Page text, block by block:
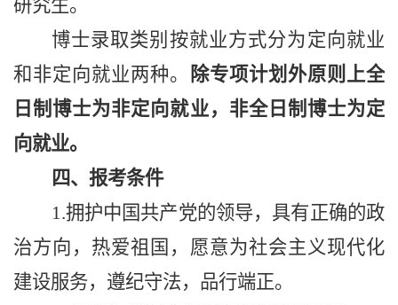
研究生。
博士录取类别按就业方式分为定向就业
和非定向就业两种。
除专项计划外原则上全
日制博士为非定向就业，非全日制博士为定
向就业。
四、报考条件
1.拥护中国共产党的领导，具有正确的政
治方向，热爱祖国，愿意为社会主义现代化
建设服务，遵纪守法，品行端正。